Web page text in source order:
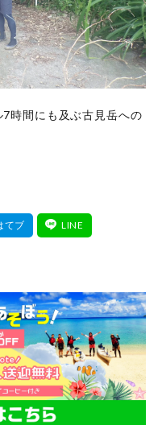
時間にも及ぶ古見岳への